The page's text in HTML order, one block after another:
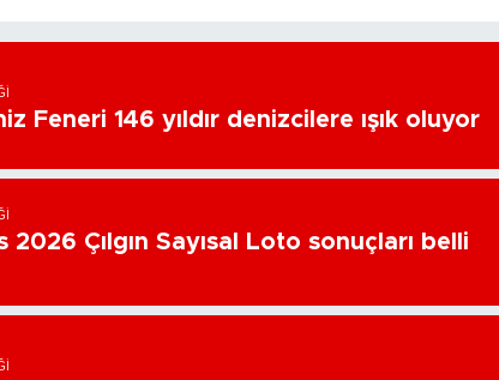
Feneri 146 yıldır denizcilere ışık oluyor
2026 Çılgın Sayısal Loto sonuçları belli